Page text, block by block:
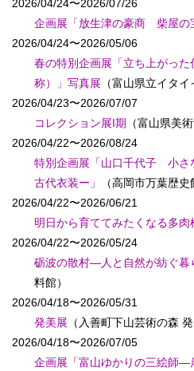
2026/04/24〜2026/07/26
企画展「放生津の豪商 柴屋の
2026/04/24〜2026/05/06
春の特別企画展「立ち上がっ
称）」写真展 （富山県立イタイ
2026/04/23〜2026/07/07
コレクション展I期 （富山県美術
2026/04/22〜2026/08/24
特別企画展「山口千代子 小さ
古代衣装ー」
（高岡市万葉歴史
2026/04/22〜2026/06/21
明日から育ててみたくなる多肉
2026/04/22〜2026/05/24
砺波の散村―人と自然が紡ぐ
料館）
2026/04/18〜2026/05/31
発美展 （入善町下山芸術の森
2026/04/18〜2026/07/05
企画展「富山ゆかりの三絵師―